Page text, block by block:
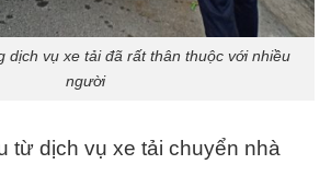
dịch vụ xe tải đã rất thân thuộc với nhiều
người
từ dịch vụ xe tải chuyển nhà